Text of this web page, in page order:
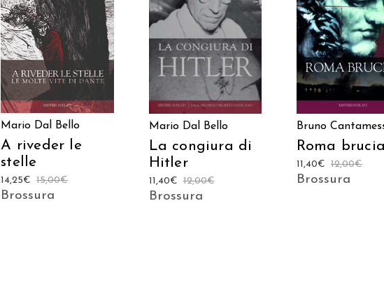
AGGIUNGI AL
CARRELLO
Mario Dal Bello
A riveder le
stelle
15,00€
14,25€
Brossura
AGGIUNGI AL
CARRELLO
Mario Dal Bello
La congiura di
Hitler
12,00€
11,40€
Brossura
AGGIUNGI AL
CARRELLO
Bruno
Roma
12,00€
11,40€
Brossura